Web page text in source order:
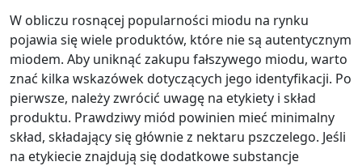
W obliczu rosnącej popularności miodu na rynku
pojawia się wiele produktów, które nie są autentycznym
miodem. Aby uniknąć zakupu fałszywego miodu, warto
znać kilka wskazówek dotyczących jego identyfikacji. Po
pierwsze, należy zwrócić uwagę na etykiety i skład
produktu. Prawdziwy miód powinien mieć minimalny
skład, składający się głównie z nektaru pszczelego. Jeśli
na etykiecie znajdują się dodatkowe substancje